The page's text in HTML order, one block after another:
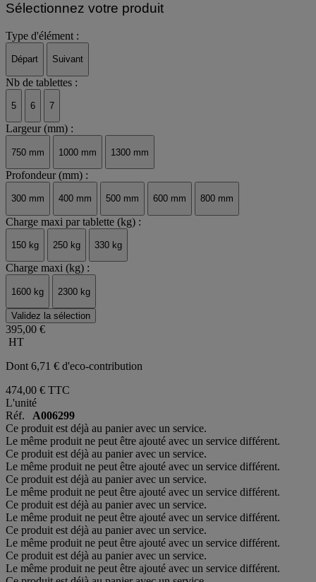
Sélectionnez votre produit
Type d'élément :
Départ Suivant
Nb de tablettes :
5 6 7
Largeur (mm) :
750 mm 1000 mm 1300 mm
Profondeur (mm) :
300 mm 400 mm 500 mm 600 mm 800 mm
Charge maxi par tablette (kg) :
150 kg 250 kg 330 kg
Charge maxi (kg) :
1600 kg 2300 kg
Validez la sélection
395,00 €
HT
Dont 6,71 € d'eco-contribution
474,00 € TTC
L'unité
Réf. A006299
Ce produit est déjà au panier avec un service.
Le même produit ne peut être ajouté avec un service différent.
Ce produit est déjà au panier avec un service.
Le même produit ne peut être ajouté avec un service différent.
Ce produit est déjà au panier avec un service.
Le même produit ne peut être ajouté avec un service différent.
Ce produit est déjà au panier avec un service.
Le même produit ne peut être ajouté avec un service différent.
Ce produit est déjà au panier avec un service.
Le même produit ne peut être ajouté avec un service différent.
Ce produit est déjà au panier avec un service.
Le même produit ne peut être ajouté avec un service différent.